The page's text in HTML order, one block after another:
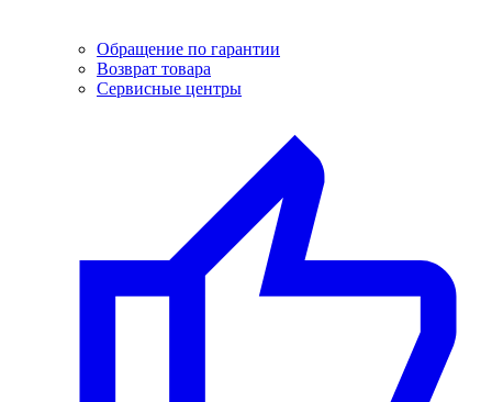
Обращение по гарантии
Возврат товара
Сервисные центры